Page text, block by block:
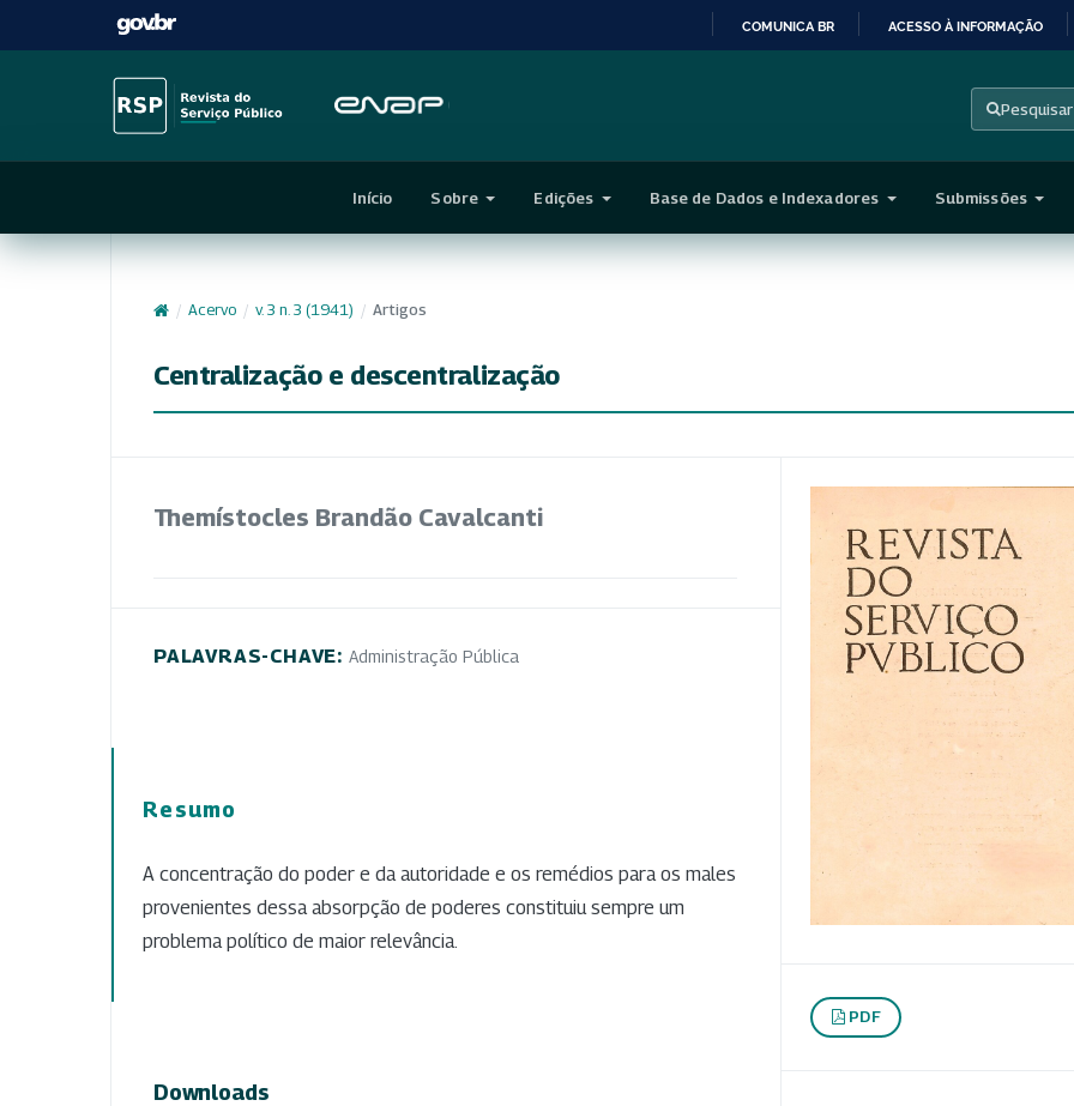
CONTEÚDO
COMUNICA BR ACESSO À INFORMAÇÃO
Pesquisar
Início Sobre Edições Base de Dados e Indexadores Submissões
/ Acervo / v. 3 n. 3 (1941) / Artigos
Centralização e descentralização
Themístocles Brandão Cavalcanti
PALAVRAS-CHAVE: Administração Pública
Resumo
A concentração do poder e da autoridade e os remédios para os males
provenientes dessa absorpção de poderes constituiu sempre um
problema político de maior relevância.
Downloads
PDF